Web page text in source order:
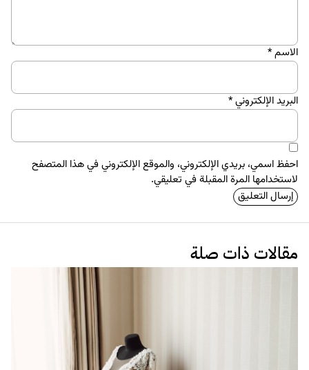
الاسم*
البريد الإلكتروني*
احفظ اسمي، بريدي الإلكتروني، والموقع الإلكتروني في هذا المتصفح
لاستخدامها المرة المقبلة في تعليقي.
مقالات ذات صلة